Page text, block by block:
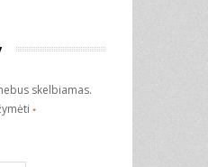
skelbiamas.
*